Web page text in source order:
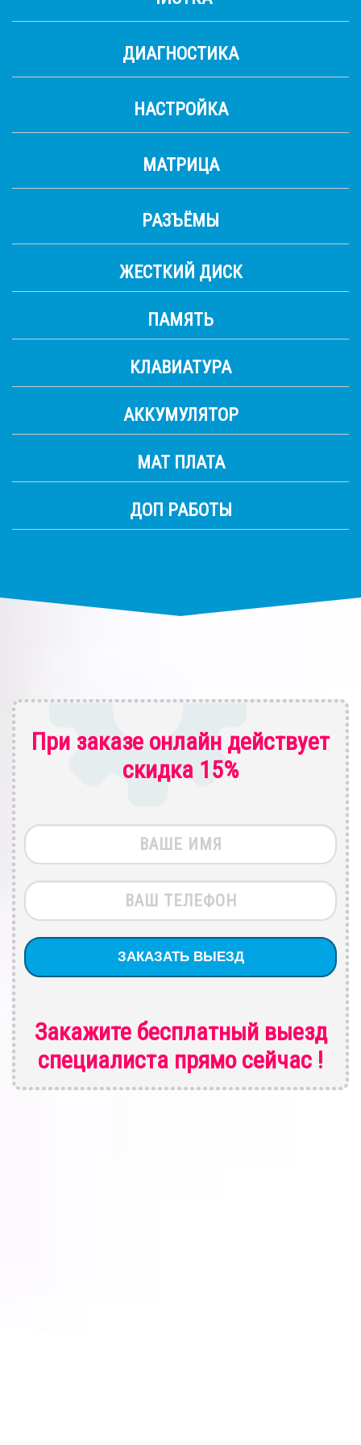
ДИАГНОСТИКА
НАСТРОЙКА
МАТРИЦА
РАЗЪЁМЫ
ЖЕСТКИЙ ДИСК
ПАМЯТЬ
КЛАВИАТУРА
АККУМУЛЯТОР
МАТ ПЛАТА
ДОП РАБОТЫ
При заказе онлайн действует
скидка 15%
Закажите бесплатный выезд
специалиста прямо сейчас !